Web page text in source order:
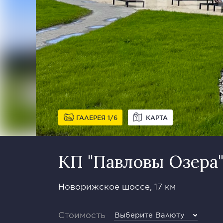
ГАЛЕРЕЯ 1 6 КАРТА
КП "Павловы Озера"
Новорижское шоссе, 17 км
Стоимость Выберите Валюту